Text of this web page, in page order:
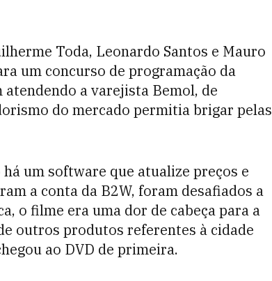
Toda, Leonardo Santos e Mauro
um concurso de programação da
a varejista Bemol, de
do mercado permitia brigar pelas
um software que atualize preços e
a conta da B2W, foram desafiados a
o filme era uma dor de cabeça para a
outros produtos referentes à cidade
ao DVD de primeira.